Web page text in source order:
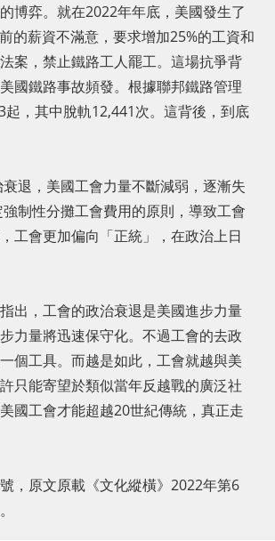
博弈。就在2022年年底，美國發生了
的薪資不滿意，要求增加25%的工資和
案，禁止鐵路工人罷工。這場抗爭背
國鐵路事故頻發。根據聯邦鐵路管理
，其中脫軌12,441次。這背後，到底
退，美國工會力量不斷減弱，逐漸失
制性分攤工會費用的原則，導致工會
工會更加偏向「正統」，在政治上日
出，工會的政治衰退是美國進步力量
力量將迅速保守化。不過工會的去政
個工具。而越是如此，工會就越與美
只能寄望於類似當年反越戰的廣泛社
國工會才能超越20世紀傳統，真正走
，原文原載《文化縱橫》2022年第6